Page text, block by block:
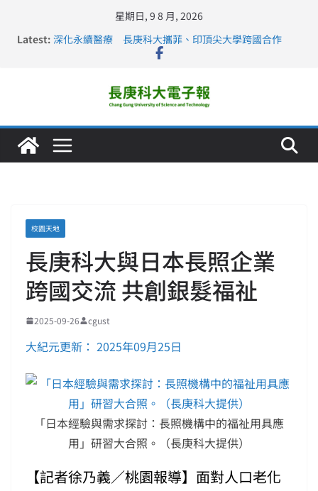
星期日, 9 8 月, 2026
Latest: 深化永續醫療 長庚科大攜菲、印頂尖大學跨國合作
長庚科大訪凱瑟醫療集團、美容學校收穫豐
仁德醫專與長庚科大締結策略聯盟 培育護理尖兵
長庚科大連四年穩居《遠見》醫學大學第5名 辦學實力再
校園天地
長庚科大與日本長照企業
跨國交流 共創銀髮福祉
2025-09-26 cgust
大紀元更新： 2025年09月25日
「日本經驗與需求探討：長照機構中的福祉用具應
用」研習大合照。（長庚科大提供）
【記者徐乃義／桃園報導】面對人口老化